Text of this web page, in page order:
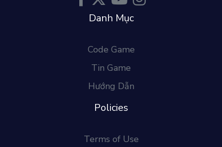
Danh Mục
Code Game
Tin Game
Hướng Dẫn
Policies
Terms of Use